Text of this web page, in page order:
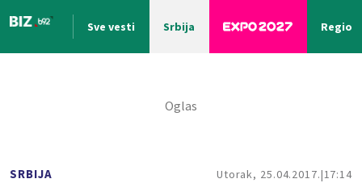
Sve vesti Srbija Region
SRBIJA Utorak, 25.04.2017. 17:14